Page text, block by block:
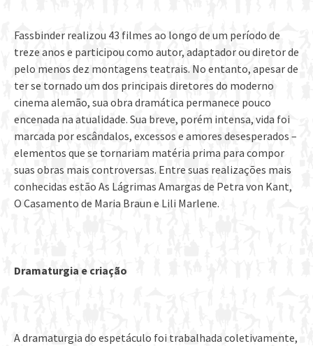
Fassbinder realizou 43 filmes ao longo de um período de
treze anos e participou como autor, adaptador ou diretor de
pelo menos dez montagens teatrais. No entanto, apesar de
ter se tornado um dos principais diretores do moderno
cinema alemão, sua obra dramática permanece pouco
encenada na atualidade. Sua breve, porém intensa, vida foi
marcada por escândalos, excessos e amores desesperados –
elementos que se tornariam matéria prima para compor
suas obras mais controversas. Entre suas realizações mais
conhecidas estão As Lágrimas Amargas de Petra von Kant,
O Casamento de Maria Braun e Lili Marlene.
Dramaturgia e criação
A dramaturgia do espetáculo foi trabalhada coletivamente,